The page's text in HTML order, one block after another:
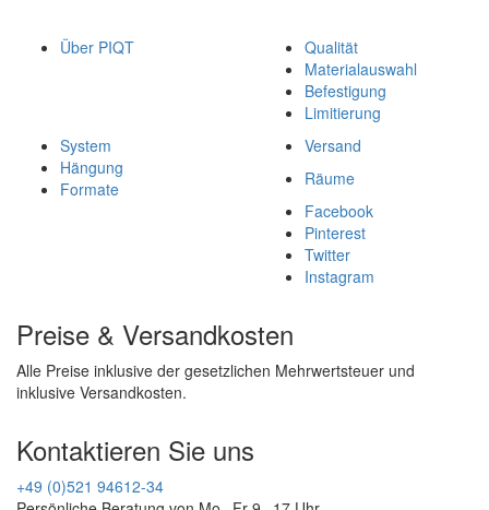
Über PIQT
Qualität
Materialauswahl
Befestigung
Limitierung
System
Hängung
Formate
Versand
Räume
Facebook
Pinterest
Twitter
Instagram
Preise & Versandkosten
Alle Preise inklusive der gesetzlichen Mehrwertsteuer und
inklusive Versandkosten.
Kontaktieren Sie uns
+49 (0)521 94612-34